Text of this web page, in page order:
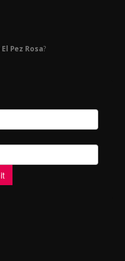
El Pez Rosa?